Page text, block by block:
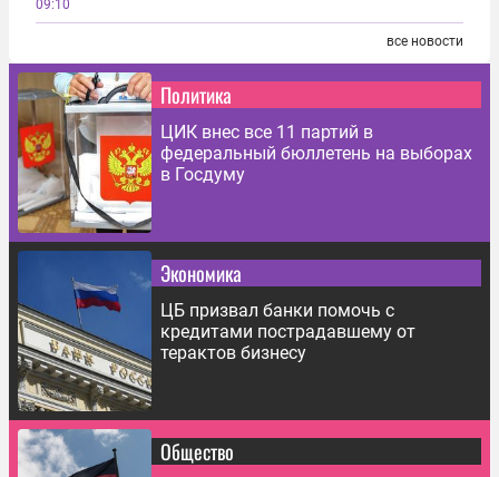
09:10
все новости
Политика
ЦИК внес все 11 партий в
федеральный бюллетень на выборах
в Госдуму
Экономика
ЦБ призвал банки помочь с
кредитами пострадавшему от
терактов бизнесу
Общество